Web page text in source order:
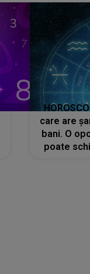
care are
bani. O
poate